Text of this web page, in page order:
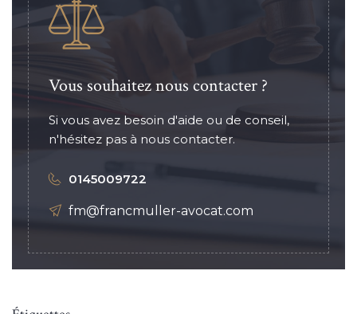
Vous souhaitez nous contacter ?
Si vous avez besoin d'aide ou de conseil,
n'hésitez pas à nous contacter.
0145009722
fm@francmuller-avocat.com